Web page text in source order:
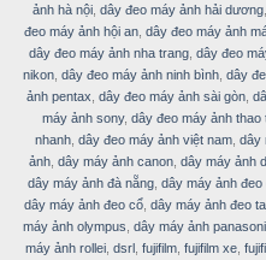
ảnh hà nội dây đeo máy ảnh hải dương
đeo máy ảnh hội an, dây đeo máy ảnh
dây đeo máy ảnh nha trang, dây đeo
nikon dây đeo máy ảnh ninh bình dây
ảnh pentax dây đeo máy ảnh sài gòn,
máy ảnh sony, dây đeo máy ảnh thao
nhanh dây đeo máy ảnh việt nam dây
ảnh dây máy ảnh canon dây máy ảnh
dây máy ảnh đà nẵng, dây máy ảnh đeo
dây máy ảnh đeo cổ dây máy ảnh đeo
máy ảnh olympus dây máy ảnh
máy ảnh rollei, dsrl, fujifilm, fujifilm xe,